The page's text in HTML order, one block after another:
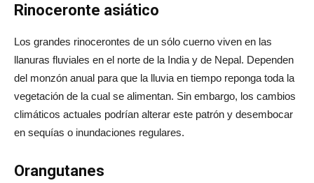
Rinoceronte asiático
Los grandes rinocerontes de un sólo cuerno viven en las
llanuras fluviales en el norte de la India y de Nepal. Dependen
del monzón anual para que la lluvia en tiempo reponga toda la
vegetación de la cual se alimentan. Sin embargo, los cambios
climáticos actuales podrían alterar este patrón y desembocar
en sequías o inundaciones regulares.
Orangutanes